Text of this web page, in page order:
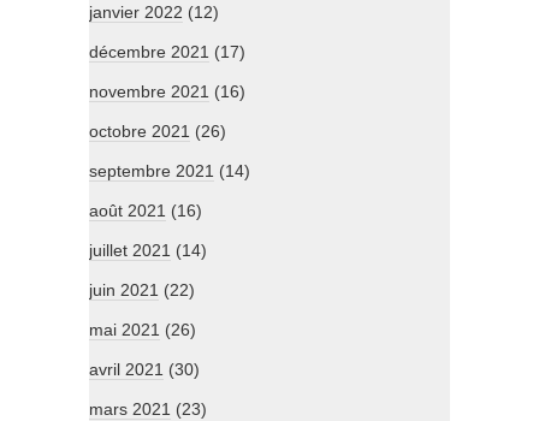
janvier 2022 (12)
décembre 2021 (17)
novembre 2021 (16)
octobre 2021 (26)
septembre 2021 (14)
août 2021 (16)
juillet 2021 (14)
juin 2021 (22)
mai 2021 (26)
avril 2021 (30)
mars 2021 (23)